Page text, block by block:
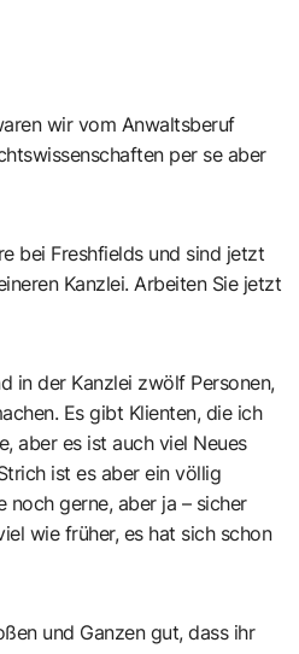
wir vom Anwaltsberuf
per se aber
bei Freshfields und sind jetzt
Kanzlei. Arbeiten Sie jetzt
in der Kanzlei zwölf Personen,
Es gibt Klienten, die ich
aber es ist auch viel Neues
ist es aber ein völlig
noch gerne, aber ja – sicher
wie früher, es hat sich schon
und Ganzen gut, dass ihr